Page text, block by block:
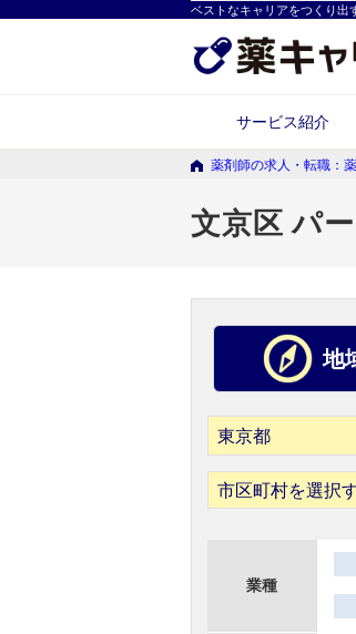
ベストなキャリアをつくり
サービス紹介
薬剤師の求人・転職：
文京区 パ
地
市区町村を選択
業種